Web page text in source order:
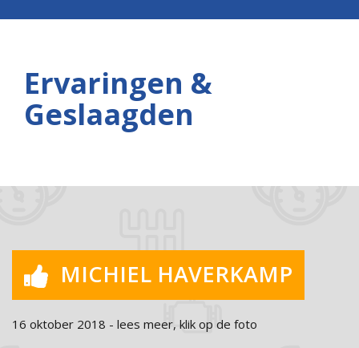
Ervaringen &
Geslaagden
MICHIEL HAVERKAMP
16 oktober 2018 - lees meer, klik op de foto